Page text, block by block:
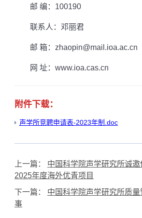
邮 编： 100190
联系人：邓丽君
邮 箱： zhaopin@mail.ioa.ac.cn
网 址： www.ioa.cas.cn
附件下载：
声学所竞聘申请表-2023年制.doc
上一篇：
中国科学院声学研究所诚
2025年度海外优青项目
下一篇：
中国科学院声学研究所质
事